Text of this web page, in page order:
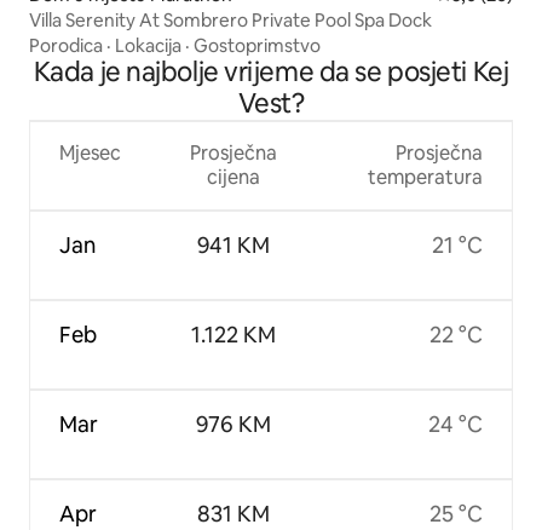
Villa Serenity At Sombrero Private Pool Spa Dock
Porodica · Lokacija · Gostoprimstvo
Kada je najbolje vrijeme da se posjeti Kej
Vest?
Mjesec
Jan
Feb
Mar
Apr
Prosječna
cijena
941 KM
1.122 KM
976 KM
831 KM
Prosječna
temperatura
21 °C
22 °C
24 °C
25 °C